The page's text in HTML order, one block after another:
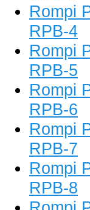
Rompi
RPB-4
Rompi
RPB-5
Rompi
RPB-6
Rompi
RPB-7
Rompi
RPB-8